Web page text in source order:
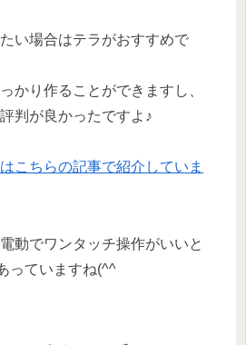
い場合はテラがおすすめで
かり作ることができますし、
判が良かったですよ♪
こちらの記事で紹介していま
動でワンタッチ操作がいいと
っていますね(^^